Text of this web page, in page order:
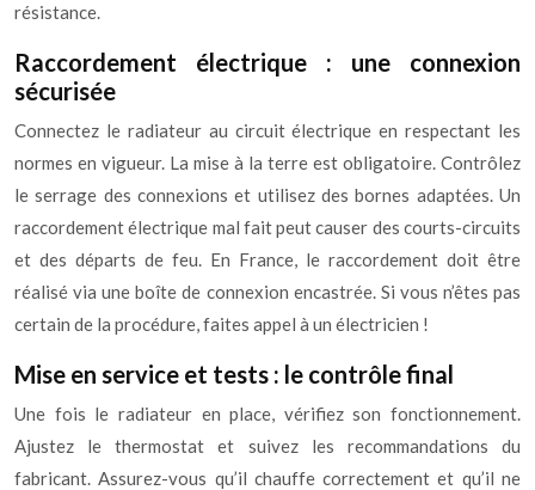
résistance.
Raccordement électrique : une connexion
sécurisée
Connectez le radiateur au circuit électrique en respectant les
normes en vigueur. La mise à la terre est obligatoire. Contrôlez
le serrage des connexions et utilisez des bornes adaptées. Un
raccordement électrique mal fait peut causer des courts-circuits
et des départs de feu. En France, le raccordement doit être
réalisé via une boîte de connexion encastrée. Si vous n’êtes pas
certain de la procédure, faites appel à un électricien !
Mise en service et tests : le contrôle final
Une fois le radiateur en place, vérifiez son fonctionnement.
Ajustez le thermostat et suivez les recommandations du
fabricant. Assurez-vous qu’il chauffe correctement et qu’il ne